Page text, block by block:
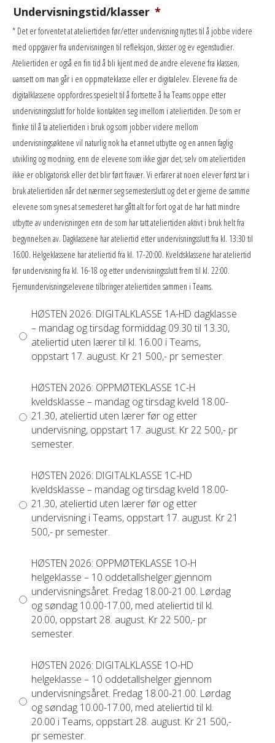
Undervisningstid/klasser *
* Det er forventet at ateliertiden før/etter undervisning nyttes til å jobbe videre
med oppgaver fra undervisningen til refleksjon, skisser og ev egenstudier.
Ateliertiden er også en fin tid å bli kjent med de andre elevene fra klassen,
uansett om man går i en oppmøteklasse eller er digitalelev. Elevene fra de
digitalklassene oppfordres spesielt til å fortsette å ha Teams oppe etter
undervisningsslutt for holde kontakten seg imellom i ateliertiden. De som er
flinke til å ta ateliertiden i bruk og som jobber videre mellom
undervisningsøktene vil naturlig nok ha et annet utbytte og en annen faglig
utvikling og modning, enn de elevene som ikke gjør det, selv om ateliertiden
ikke er obligatorisk eller det blir ført fravær. Vi erfarer at noen elever først tar i
bruk ateliertiden når det nærmer seg semesterslutt og det er gjerne de samme
elevene som synes at semesteret har gått alt for fort og at de har hatt mindre
utbytte av undervisningen enn de som har tatt ateliertiden aktivt i bruk helt fra
begynnelsen av. Dagklassene har ateliertid etter undervisningsslutt fra kl. 13:30 til
16:00. Helgeklassene har ateliertid fra kl. 17-20:00. Kveldsklassene har ateliertid
før undervisning fra kl. 16-18 og etter undervisningsslutt frem til kl. 22:00.
Fjernundervisningselevene tilbringer ateliertiden sammen i Teams.
HØSTEN 2026: DIGITALKLASSE 1A-HD dagklasse
– mandag og tirsdag formiddag 09.30 til 13.30,
ateliertid uten lærer til kl. 16.00 i Teams,
oppstart 17. august. Kr 21 500,- pr semester.
HØSTEN 2026: OPPMØTEKLASSE 1C-H
kveldsklasse – mandag og tirsdag kveld 18.00-
21.30, ateliertid uten lærer før og etter
undervisning, oppstart 17. august. Kr 22 500,- pr
semester.
HØSTEN 2026: DIGITALKLASSE 1C-HD
kveldsklasse – mandag og tirsdag kveld 18.00-
21.30, ateliertid uten lærer før og etter
undervisning i Teams, oppstart 17. august. Kr 21
500,- pr semester.
HØSTEN 2026: OPPMØTEKLASSE 1O-H
helgeklasse – 10 oddetallshelger gjennom
undervisningsåret. Fredag 18.00-21.00. Lørdag
og søndag 10.00-17.00, med ateliertid til kl.
20.00, oppstart 28. august. Kr 22 500,- pr
semester.
HØSTEN 2026: DIGITALKLASSE 1O-HD
helgeklasse – 10 oddetallshelger gjennom
undervisningsåret. Fredag 18.00-21.00. Lørdag
og søndag 10.00-17.00, med ateliertid til kl.
20.00 i Teams, oppstart 28. august. Kr 21 500,-
pr semester.